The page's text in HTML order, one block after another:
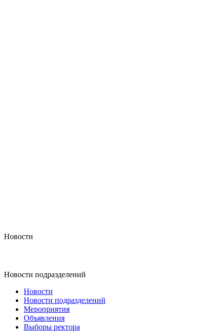
Новости
Новости подразделений
Новости
Новости подразделений
Мероприятия
Объявления
Выборы ректора